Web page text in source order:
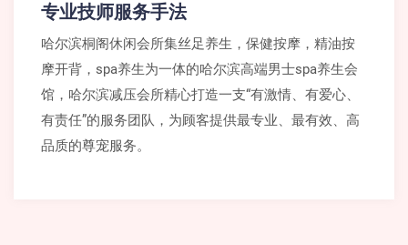
专业技师服务手法
哈尔滨桐阁休闲会所集丝足养生，保健按摩，精油按
摩开背，spa养生为一体的哈尔滨高端男士spa养生会
馆，哈尔滨减压会所精心打造一支“有激情、有爱心、
有责任”的服务团队，为顾客提供最专业、最有效、高
品质的尊宠服务。